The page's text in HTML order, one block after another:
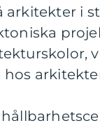
arkitekter i